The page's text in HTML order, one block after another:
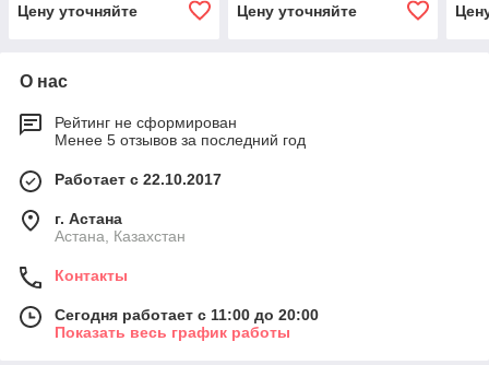
пакетами, цвет
Цену уточняйте
пакетами, цвет лайм
Цену уточняйте
О нас
Рейтинг не сформирован
Менее 5 отзывов за последний год
Работает с 22.10.2017
г. Астана
Астана, Казахстан
Контакты
Сегодня работает с 11:00 до 20:00
Показать весь график работы